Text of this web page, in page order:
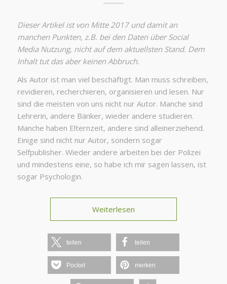
Dieser Artikel ist von Mitte 2017 und damit an
manchen Punkten, z.B. bei den Daten über Social
Media Nutzung, nicht auf dem aktuellsten Stand. Dem
Inhalt tut das aber keinen Abbruch.
Als Autor ist man viel beschäftigt. Man muss schreiben,
revidieren, recherchieren, organisieren und lesen. Nur
sind die meisten von uns nicht nur Autor. Manche sind
Lehrerin, andere Bänker, wieder andere studieren.
Manche haben Elternzeit, andere sind alleinerziehend.
Einige sind nicht nur Autor, sondern sogar
Selfpublisher. Wieder andere arbeiten bei der Polizei
und mindestens eine, so habe ich mir sagen lassen, ist
sogar Psychologin.
Weiterlesen
teilen teilen
Pocket merken